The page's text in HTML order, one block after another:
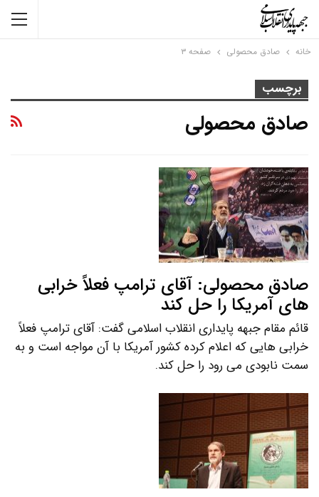
خانه صادق محصولی صفحه ۳
برچسب
صادق محصولی
صادق محصولی: آقای ترامپ فعلاً خرابی
های آمریکا را حل کند
قائم مقام جبهه پایداری انقلاب اسلامی گفت: آقای ترامپ فعلاً
خرابی هایی که اعلام کرده کشور آمریکا با آن مواجه است و به
سمت نابودی می رود را حل کند.